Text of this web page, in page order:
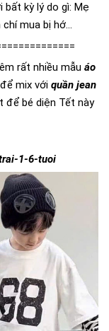
bất kỳ lý do gì: Mẹ
mua bị hớ...
rất nhiều mẫu áo
để mix với quần jean
để bé diện Tết này
1-6-tuoi